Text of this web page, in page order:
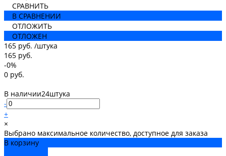
СРАВНИТЬ
В СРАВНЕНИИ
ОТЛОЖИТЬ
ОТЛОЖЕН
165 руб. /штука
165 руб.
-0%
0 руб.
В наличии24штука
-
+
×
Выбрано максимальное количество, доступное для заказа
В корзину